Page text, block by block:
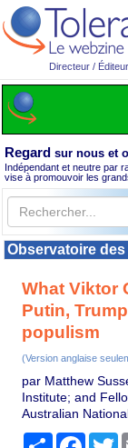
Directeur /
Regard sur nous et
Indépendant et neutre par
vise à promouvoir les
Observatoire
What Viktor
Putin,
populism
(Version anglaise
par Matthew
Institute; and
Australian
Partager